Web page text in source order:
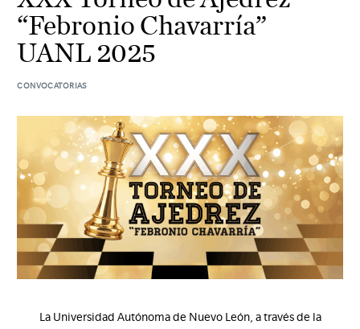
“Febronio Chavarría”
UANL 2025
CONVOCATORIAS
La Universidad Autónoma de Nuevo León, a través de la